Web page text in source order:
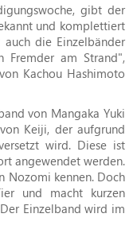
gibt der
und komplettiert
die Einzelbänder
am Strand",
Kachou Hashimoto
von Mangaka Yuki
Keiji, der aufgrund
wird. Diese ist
angewendet werden.
Nozomi kennen. Doch
und macht kurzen
Einzelband wird im